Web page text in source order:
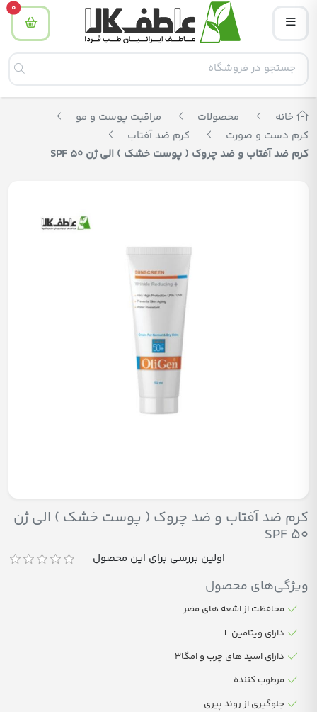
0
خانه محصولات
مراقبت پوست و مو
کرم دست و صورت
کرم ضد آفتاب
کرم ضد آفتاب و ضد چروک ( پوست خشک ) الی ژن SPF 50
کرم ضد آفتاب و ضد چروک ( پوست خشک ) الی ژن
SPF 50
اولین بررسی برای این محصول
ویژگی‌های محصول
محافظت از اشعه های مضر
دارای ویتامین E
دارای اسید های چرب و امگا3
مرطوب کننده
جلوگیری از روند پیری